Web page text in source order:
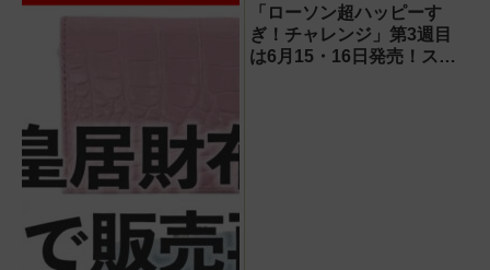
チゲラーメン」や
「ブルーサイダ
スイーツ・お弁当
など注目のベスト
イレブン！
「ローソン超ハッピーす
ぎ！チャレンジ」第3週目
は6月15・16日発売！スイ